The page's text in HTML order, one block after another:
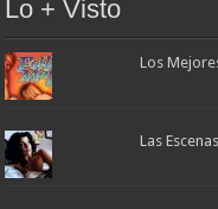
Lo + Visto
Los
Las